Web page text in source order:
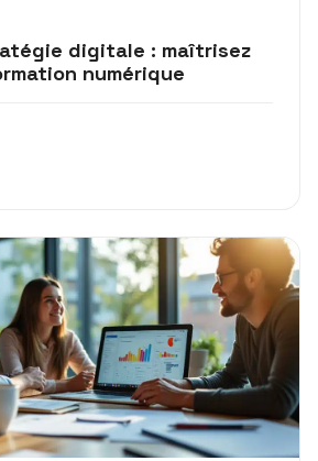
digitale : maîtrisez
numérique